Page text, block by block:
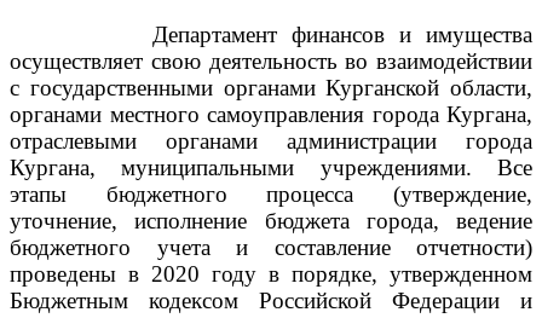
Департамент финансов и имущества
осуществляет свою деятельность во взаимодействии
с государственными органами Курганской области,
органами местного самоуправления города Кургана,
отраслевыми органами администрации города
Кургана, муниципальными учреждениями. Все
этапы бюджетного процесса (утверждение,
уточнение, исполнение бюджета города, ведение
бюджетного учета и составление отчетности)
проведены в 2020 году в порядке, утвержденном
Бюджетным кодексом Российской Федерации и